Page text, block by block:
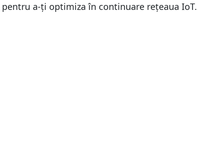
pentru a-ți optimiza în continuare rețeaua IoT.